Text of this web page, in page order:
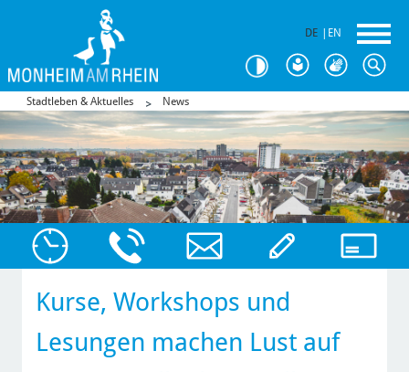
DE EN
Stadtleben & Aktuelles News
Kurse, Workshops und
Lesungen machen Lust auf